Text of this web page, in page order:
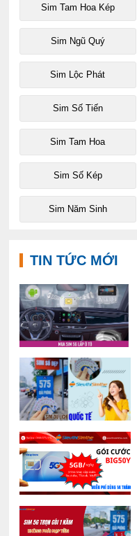
Sim Tam Hoa Kép
Sim Ngũ Quý
Sim Lộc Phát
Sim Số Tiến
Sim Tam Hoa
Sim Số Kép
Sim Năm Sinh
TIN TỨC MỚI